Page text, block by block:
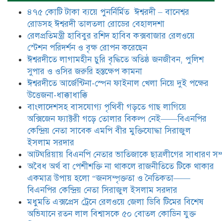
বিএনপির কেন্দ্রিয় নেতা সিরাজুল ইসলাম
সরদার
মধুমতি এক্সপ্রেস ট্রেনে রেলওয়ে জেলা
ডিবি টিমের বিশেষ অভিযানে রতন লাল
বিশ্বাসকে ৫০ বোতল কোডিন যুক্ত
সিরাপসহ গ্রেফতার
ঈশ্বরদীতে বিএনপি নেত্রীর বিরুদ্ধে জমি ও
দোকান দখলের চেষ্টার অভিযোগে সংবাদ
সম্মেলন
যে ঐক্যের মাধ্যমে ১৯৯১ সালে
বিএনপির সকলস্তরের নেতাকর্মীরা ভঙ্গুর
দলকে প্রতিষ্ঠা এবং নির্বাচন করে
স্বৈরাচারী শেখ হাসিনাকে অপসারণ
করেছিল সেই ঐক্যকেই সুদৃঢ় করার
আহবান জানিয়েছেন—- বিএনপির কেন্দ্রিয় নির্বাহী কমিটির নেতা,
সাবেক এমপি বীর মুক্তিযোদ্ধা সিরাজুল ইসলাম সরদার
৪৭৫ কোটি টাকা ব্যয়ে পুনর্নির্মিত ঈশ্বরদী – বানেশ্বর
রোডসহ ঈশ্বরদী তালতলা রোডের বেহালদশা
রেলপ্রতিমন্ত্রী হাবিবুর রশিদ হাবিব কক্সবাজার রেলওয়ে
স্টেশন পরিদর্শন ও বৃক্ষ রোপন করেছেন
ঈশ্বরদীতে লাগামহীন চুরি বৃদ্ধিতে অতিষ্ঠ জনজীবন, পুলিশ
সুপার ও ওসির জরুরি হস্তক্ষেপ কামনা ​
ঈশ্বরদীতে আর্জেন্টিনা-স্পেন ফাইনাল খেলা নিয়ে দুই পক্ষের
উত্তেজনা-ধাক্কাধাক্কি
বাংলাদেশসহ বাসযোগ্য পৃথিবী গড়তে গাছ লাগিয়ে
অক্সিজেন ফ্যাক্টরী গড়ে তোলার বিকল্প নেই——বিএনপির
কেন্দ্রিয় নেতা সাবেক এমপি বীর মুক্তিযোদ্ধা সিরাজুল
ইসলাম সরদার
আটঘরিয়ায় বিএনপি নেতার ভাতিজাকে ছাত্রলীগের সাধারণ
​​অবৈধ অর্থ বা পেশীশক্তি না থাকলে রাজনীতিতে টিকে থাকার
একমাত্র উপায় হলো “জনসম্পৃক্ততা ও নৈতিকতা——
বিএনপির কেন্দ্রিয় নেতা সিরাজুল ইসলাম সরদার
মধুমতি এক্সপ্রেস ট্রেনে রেলওয়ে জেলা ডিবি টিমের বিশেষ
অভিযানে রতন লাল বিশ্বাসকে ৫০ বোতল কোডিন যুক্ত